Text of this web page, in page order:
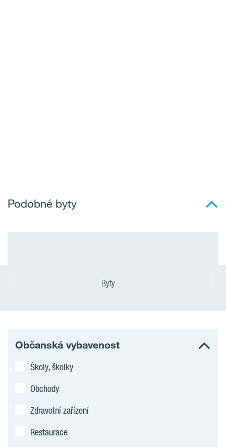
Podobné byty
Byty
Občanská vybavenost
Školy, školky
Obchody
Zdravotní zařízení
Restaurace